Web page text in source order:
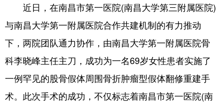
文化 书画 健康 军事
法律 中央文件 金融 汽车
食品 人居 信息化 数字经济
学术中国 乡村振兴 银龄 溯源中国
近日，在南昌市第一医院(南昌大学第三附属医院)
与南昌大学第一附属医院合作共建机制的有力推动
下，两院团队通力协作，由南昌大学第一附属医院骨
科李晓峰主任主刀，成功为一名69岁女性患者实施了
一例罕见的股骨假体周围骨折肿瘤型假体翻修重建手
术。此次手术的成功，不仅标志着南昌市第一医院(南